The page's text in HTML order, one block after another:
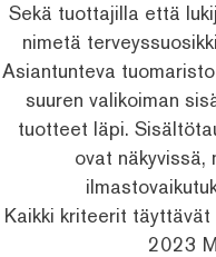
Sekä tuottajilla että
nimetä
Asiantunteva
suuren valikoiman
tuotteet läpi.
ovat näkyvissä,
Kaikki kriteerit
2023